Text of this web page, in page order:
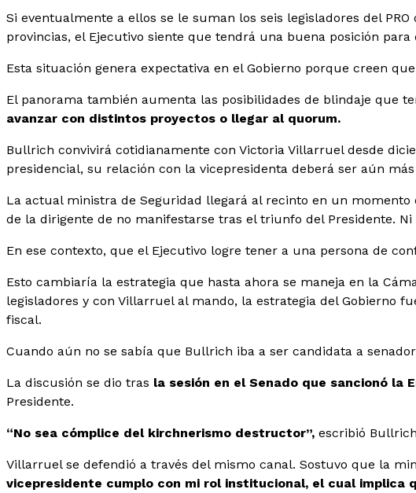
Si eventualmente a ellos se le suman los seis legisladores del
provincias, el Ejecutivo siente que tendrá una buena posición
Esta situación genera expectativa en el Gobierno porque creen
El panorama también aumenta las posibilidades de blindaje que
avanzar con distintos proyectos o llegar al quorum.
Bullrich convivirá cotidianamente con Victoria Villarruel desde
presidencial, su relación con la vicepresidenta deberá ser aún
La actual ministra de Seguridad llegará al recinto en un momento
de la dirigente de no manifestarse tras el triunfo del Presidente.
En ese contexto, que el Ejecutivo logre tener a una persona de
Esto cambiaría la estrategia que hasta ahora se maneja en la
legisladores y con Villarruel al mando, la estrategia del Gobierno
fiscal.
Cuando aún no se sabía que Bullrich iba a ser candidata a
La discusión se dio tras la sesión en el Senado que sancionó la
Presidente.
“No sea cómplice del kirchnerismo destructor”, escribió
Villarruel se defendió a través del mismo canal. Sostuvo que la
vicepresidente cumplo con mi rol institucional, el cual implica